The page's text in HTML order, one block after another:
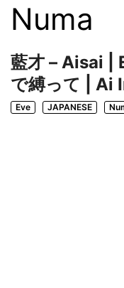
Numa
藍才 – Aisai |
で縛って | Ai
Eve JAPANESE